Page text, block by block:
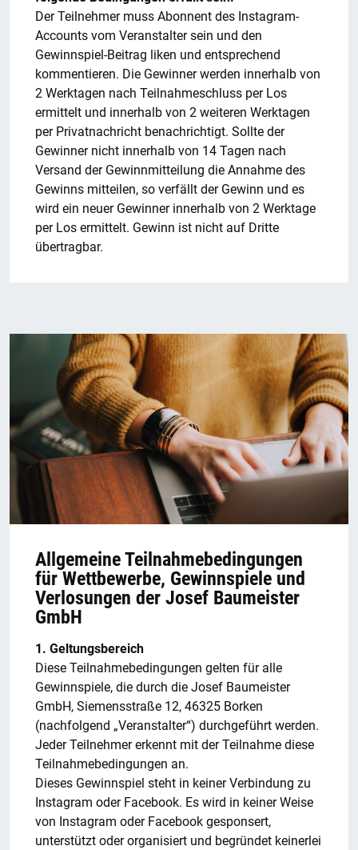
Der Teilnehmer muss Abonnent des Instagram-
Accounts vom Veranstalter sein und den
Gewinnspiel-Beitrag liken und entsprechend
kommentieren. Die Gewinner werden innerhalb von
2 Werktagen nach Teilnahmeschluss per Los
ermittelt und innerhalb von 2 weiteren Werktagen
per Privatnachricht benachrichtigt. Sollte der
Gewinner nicht innerhalb von 14 Tagen nach
Versand der Gewinnmitteilung die Annahme des
Gewinns mitteilen, so verfällt der Gewinn und es
wird ein neuer Gewinner innerhalb von 2 Werktage
per Los ermittelt. Gewinn ist nicht auf Dritte
übertragbar.
Allgemeine Teilnahmebedingungen
für Wettbewerbe, Gewinnspiele und
Verlosungen der Josef Baumeister
GmbH
1. Geltungsbereich
Diese Teilnahmebedingungen gelten für alle
Gewinnspiele, die durch die Josef Baumeister
GmbH, Siemensstraße 12, 46325 Borken
(nachfolgend „Veranstalter“) durchgeführt werden.
Jeder Teilnehmer erkennt mit der Teilnahme diese
Teilnahmebedingungen an.
Dieses Gewinnspiel steht in keiner Verbindung zu
Instagram oder Facebook. Es wird in keiner Weise
von Instagram oder Facebook gesponsert,
unterstützt oder organisiert und begründet keinerlei